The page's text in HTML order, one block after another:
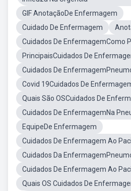
GIF AnotaçãoDe Enfermagem
Cuidado De Enfermagem
Cuidados De EnfermagemComo
PrincipaisCuidados De
Cuidados De
Covid 19Cuidados De
Quais São OSCuidados De
Cuidados De EnfermagemNa
EquipeDe Enfermagem
Cuidados De Enfermagem Ao
Cuidados Da
Cuidados De Enfermagem Ao
Quais OS Cuidados De